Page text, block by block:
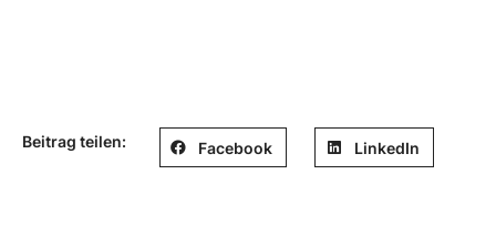
Beitrag teilen: Facebook LinkedIn